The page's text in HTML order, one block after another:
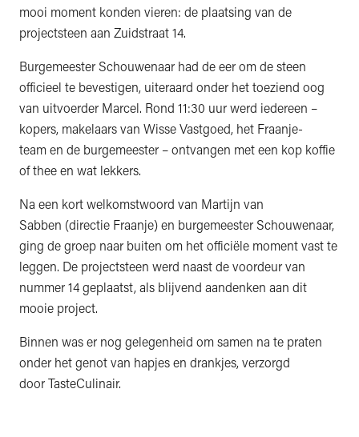
mooi moment konden vieren: de plaatsing van de
projectsteen aan Zuidstraat 14.
Burgemeester Schouwenaar had de eer om de steen
officieel te bevestigen, uiteraard onder het toeziend oog
van uitvoerder Marcel. Rond 11:30 uur werd iedereen –
kopers, makelaars van Wisse Vastgoed, het Fraanje-
team en de burgemeester – ontvangen met een kop koffie
of thee en wat lekkers.
Na een kort welkomstwoord van Martijn van
Sabben (directie Fraanje) en burgemeester Schouwenaar,
ging de groep naar buiten om het officiële moment vast te
leggen. De projectsteen werd naast de voordeur van
nummer 14 geplaatst, als blijvend aandenken aan dit
mooie project.
Binnen was er nog gelegenheid om samen na te praten
onder het genot van hapjes en drankjes, verzorgd
door TasteCulinair.